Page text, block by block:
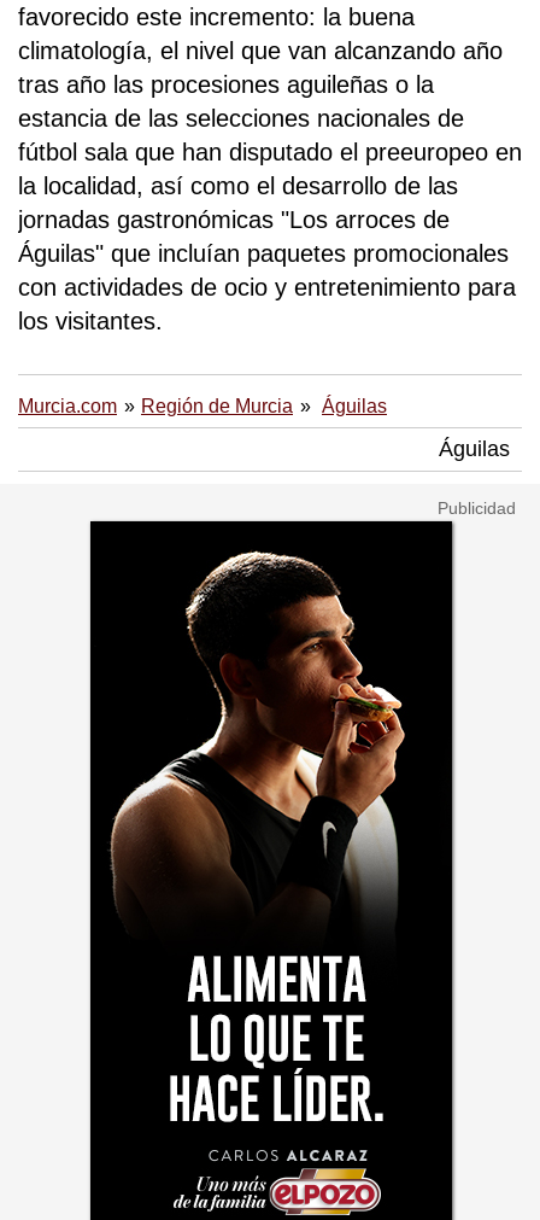
favorecido este incremento: la buena
climatología, el nivel que van alcanzando año
tras año las procesiones aguileñas o la
estancia de las selecciones nacionales de
fútbol sala que han disputado el preeuropeo en
la localidad, así como el desarrollo de las
jornadas gastronómicas "Los arroces de
Águilas" que incluían paquetes promocionales
con actividades de ocio y entretenimiento para
los visitantes.
Murcia.com Región de Murcia Águilas
Águilas